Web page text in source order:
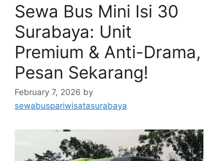
Sewa Bus Mini Isi 30
Surabaya: Unit
Premium & Anti-Drama,
Pesan Sekarang!
February 7, 2026 by
sewabuspariwisatasurabaya